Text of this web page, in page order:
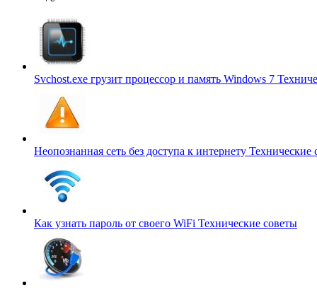
Svchost.exe грузит процессор и память Windows 7
Неопознанная сеть без доступа к интернету Технические
Как узнать пароль от своего WiFi Технические советы